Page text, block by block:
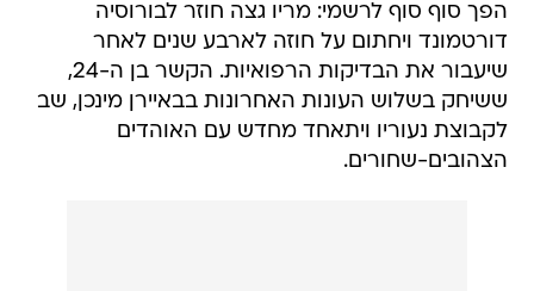
הפך סוף סוף לרשמי: מריו גצה חוזר לבורוסיה
דורטמונד ויחתום על חוזה לארבע שנים לאחר
שיעבור את הבדיקות הרפואיות. הקשר בן ה-24,
ששיחק בשלוש העונות האחרונות בבאיירן מינכן, שב
לקבוצת נעוריו ויתאחד מחדש עם האוהדים
הצהובים-שחורים.